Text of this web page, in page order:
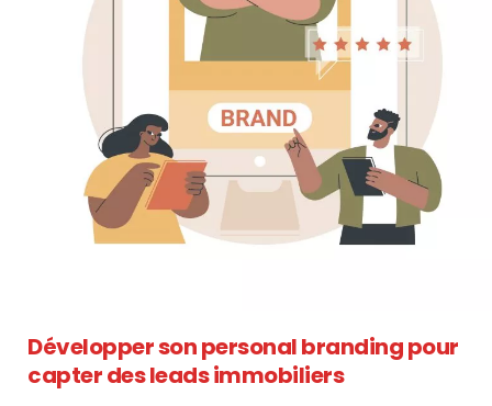
Développer son personal branding pour
capter des leads immobiliers